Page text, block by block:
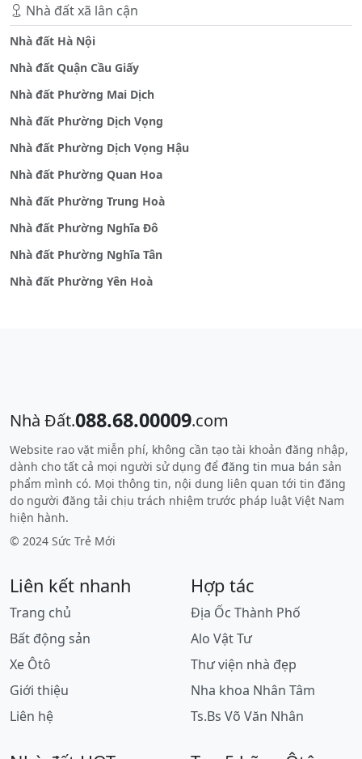
Nhà đất xã lân cận
Nhà đất Hà Nội
Nhà đất Quận Cầu Giấy
Nhà đất Phường Mai Dịch
Nhà đất Phường Dịch Vọng
Nhà đất Phường Dịch Vọng Hậu
Nhà đất Phường Quan Hoa
Nhà đất Phường Trung Hoà
Nhà đất Phường Nghĩa Đô
Nhà đất Phường Nghĩa Tân
Nhà đất Phường Yên Hoà
Nhà Đất.088.68.00009.com
Website rao vặt miễn phí, không cần tạo tài khoản đăng nhập,
dành cho tất cả mọi người sử dụng để đăng tin mua bán sản
phẩm mình có. Mọi thông tin, nội dung liên quan tới tin đăng
do người đăng tải chịu trách nhiệm trước pháp luật Việt Nam
hiện hành.
© 2024 Sức Trẻ Mới
Liên kết nhanh
Trang chủ
Bất động sản
Xe Ôtô
Giới thiệu
Liên hệ
Hợp tác
Địa Ốc Thành Phố
Alo Vật Tư
Thư viện nhà đẹp
Nha khoa Nhân Tâm
Ts.Bs Võ Văn Nhân